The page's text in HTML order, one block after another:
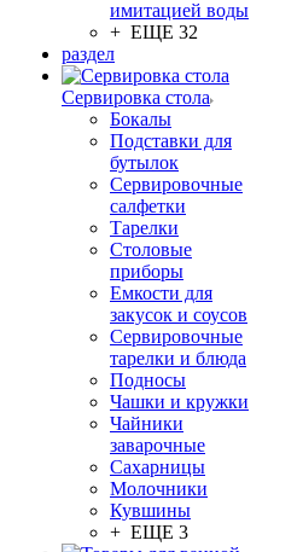
имитацией воды
+ ЕЩЕ 32
раздел
Сервировка стола
Бокалы
Подставки для
бутылок
Сервировочные
салфетки
Тарелки
Столовые
приборы
Емкости для
закусок и соусов
Сервировочные
тарелки и блюда
Подносы
Чашки и кружки
Чайники
заварочные
Сахарницы
Молочники
Кувшины
+ ЕЩЕ 3